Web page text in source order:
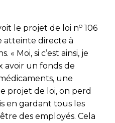
le projet de loi no 106
atteinte directe à
« Moi, si c’est ainsi, je
avoir un fonds de
une
projet de loi, on perd
en gardant tous les
des employés. Cela